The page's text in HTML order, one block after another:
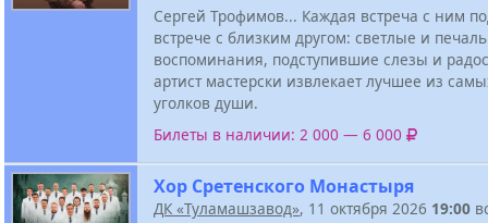
Сергей Трофимов... Каждая встреча с ним
встрече с близким другом: светлые и
воспоминания, подступившие слезы и
артист мастерски извлекает лучшее из
уголков души.
Билеты в наличии: 2 000 — 6 000
Хор Сретенского Монастыря
ДК «Туламашзавод», 11 октября 2026 19:00